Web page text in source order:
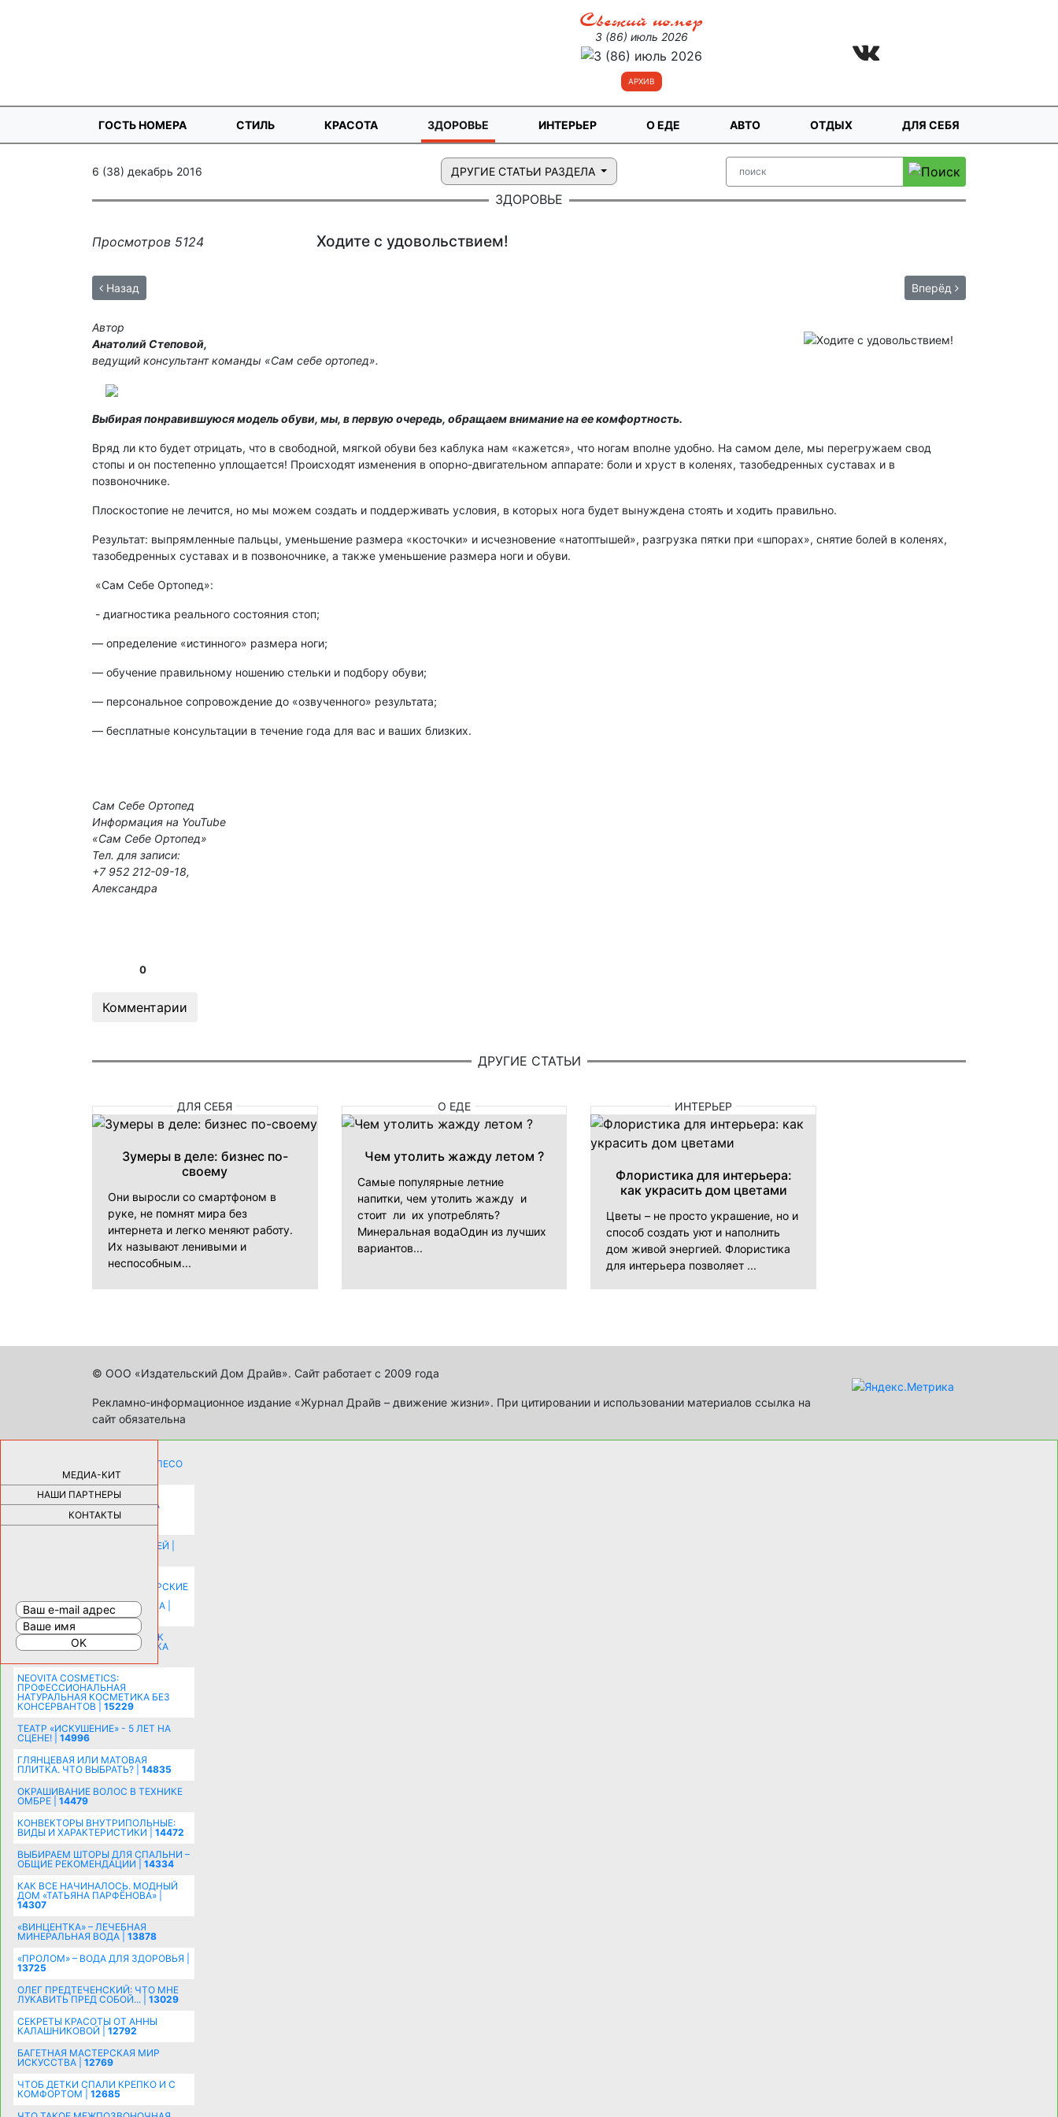
Свежий номер
3 (86) июль 2026
АРХИВ
ГОСТЬ НОМЕРА СТИЛЬ КРАСОТА ЗДОРОВЬЕ ИНТЕРЬЕР О ЕДЕ АВТО ОТДЫХ ДЛЯ СЕБЯ
6 (38) декабрь 2016 ДРУГИЕ СТАТЬИ РАЗДЕЛА
ЗДОРОВЬЕ
Просмотров 5124 Ходите с удовольствием!
Назад Вперёд
Автор
Анатолий Степовой,
ведущий консультант команды «Сам себе ортопед».
Выбирая понравившуюся модель обуви, мы, в первую очередь, обращаем внимание на ее комфортность.
Вряд ли кто будет отрицать, что в свободной, мягкой обуви без каблука нам «кажется», что ногам вполне удобно. На самом деле, мы перегружаем свод
стопы и он постепенно уплощается! Происходят изменения в опорно-двигательном аппарате: боли и хруст в коленях, тазобедренных суставах и в
позвоночнике.
Плоскостопие не лечится, но мы можем создать и поддерживать условия, в которых нога будет вынуждена стоять и ходить правильно.
Результат: выпрямленные пальцы, уменьшение размера «косточки» и исчезновение «натоптышей», разгрузка пятки при «шпорах», снятие болей в коленях,
тазобедренных суставах и в позвоночнике, а также уменьшение размера ноги и обуви.
«Сам Себе Ортопед»:
- диагностика реального состояния стоп;
— определение «истинного» размера ноги;
— обучение правильному ношению стельки и подбору обуви;
— персональное сопровождение до «озвученного» результата;
— бесплатные консультации в течение года для вас и ваших близких.
Сам Себе Ортопед
Информация на YouTube
«Сам Себе Ортопед»
Тел. для записи:
+7 952 212-09-18,
Александра
0
Комментарии
ДРУГИЕ СТАТЬИ
ДЛЯ СЕБЯ
Зумеры в деле: бизнес по-
своему
Они выросли со смартфоном в
руке, не помнят мира без
интернета и легко меняют работу.
Их называют ленивыми и
неспособным...
О ЕДЕ
Чем утолить жажду летом ?
Самые популярные летние
напитки, чем утолить жажду и
стоит ли их употреблять?
Минеральная водаОдин из лучших
вариантов...
ИНТЕРЬЕР
Флористика для интерьера:
как украсить дом цветами
Цветы – не просто украшение, но и
способ создать уют и наполнить
дом живой энергией. Флористика
для интерьера позволяет ...
© ООО «Издательский Дом Драйв». Сайт работает с 2009 года
Рекламно-информационное издание «Журнал Драйв – движение жизни». При цитировании и использовании материалов ссылка на
сайт обязательна
МЕДИА-КИТ
НАШИ ПАРТНЕРЫ
КОНТАКТЫ
КАК ДЕВУШКЕ ПОМЕНЯТЬ КОЛЕСО
НА АВТОМОБИЛЕ |69178
НОВЫЕ РАЗРАБОТКИ ДЛЯ
ОЗДОРОВЛЕНИЯ ОРГАНИЗМА
ПЛАТФОРМА ШУМАННА 3Д И
КАПСУЛА ЗДОРОВЬЯ |28288
ИСТОРИЯ НАКЛАДНЫХ НОГТЕЙ |
КОМНАТУ: ХИТРЫЕ ДИЗАЙНЕРСКИЕ
РАСШИРЕНИЯ ПРОСТРАНСТВА |
16197
СОБИРАЕМСЯ НА ПРАЗДНИК К
МОЛОДОЖЕНАМ: ПОДГОТОВКА
NEOVITA COSMETICS:
ПРОФЕССИОНАЛЬНАЯ
НАТУРАЛЬНАЯ КОСМЕТИКА БЕЗ
КОНСЕРВАНТОВ | 15229
ТЕАТР «ИСКУШЕНИЕ» - 5 ЛЕТ НА
СЦЕНЕ! | 14996
ГЛЯНЦЕВАЯ ИЛИ МАТОВАЯ
ПЛИТКА. ЧТО ВЫБРАТЬ? | 14835
ОКРАШИВАНИЕ ВОЛОС В ТЕХНИКЕ
ОМБРЕ | 14479
КОНВЕКТОРЫ ВНУТРИПОЛЬНЫЕ:
ВИДЫ И ХАРАКТЕРИСТИКИ | 14472
ВЫБИРАЕМ ШТОРЫ ДЛЯ СПАЛЬНИ –
ОБЩИЕ РЕКОМЕНДАЦИИ | 14334
КАК ВСЕ НАЧИНАЛОСЬ. МОДНЫЙ
ДОМ «ТАТЬЯНА ПАРФЁНОВА» |
14307
«ВИНЦЕНТКА» – ЛЕЧЕБНАЯ
МИНЕРАЛЬНАЯ ВОДА | 13878
«ПРОЛОМ» – ВОДА ДЛЯ ЗДОРОВЬЯ |
13725
ОЛЕГ ПРЕДТЕЧЕНСКИЙ: ЧТО МНЕ
ЛУКАВИТЬ ПРЕД СОБОЙ... | 13029
СЕКРЕТЫ КРАСОТЫ ОТ АННЫ
КАЛАШНИКОВОЙ | 12792
БАГЕТНАЯ МАСТЕРСКАЯ МИР
ИСКУССТВА | 12769
ЧТОБ ДЕТКИ СПАЛИ КРЕПКО И С
КОМФОРТОМ | 12685